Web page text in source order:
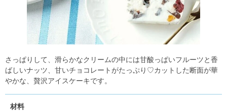
さっぱりして、滑らかなクリームの中には甘酸っぱいフルーツと香
ばしいナッツ、甘いチョコレートがたっぷり♡カットした断面が華
やかな、贅沢アイスケーキです。
材料